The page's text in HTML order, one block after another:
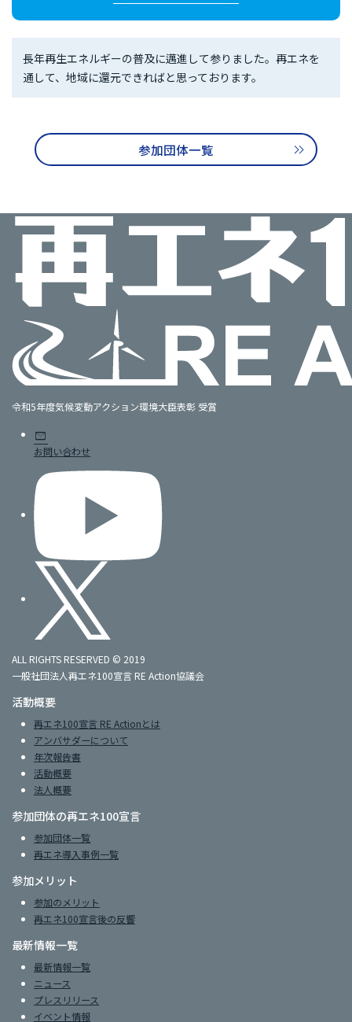
長年再生エネルギーの普及に邁進して参りました。再エネを
通して、地域に還元できればと思っております。
参加団体一覧
令和5年度気候変動アクション環境大臣表彰 受賞
mail
お問い合わせ
ALL RIGHTS RESERVED © 2019
一般社団法人再エネ100宣言 RE Action協議会
活動概要
再エネ100宣言 RE Actionとは
アンバサダーについて
年次報告書
活動概要
法人概要
参加団体の再エネ100宣言
参加団体一覧
再エネ導入事例一覧
参加メリット
参加のメリット
再エネ100宣言後の反響
最新情報一覧
最新情報一覧
ニュース
プレスリリース
イベント情報